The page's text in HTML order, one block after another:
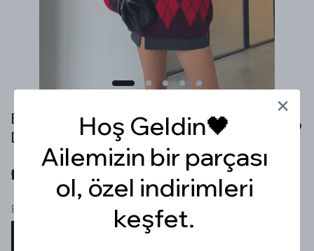
BİSİKLET YAKA PREMİUM MÜRDÜM/KIRMIZI BAKLAVA
DESEN KAZAK
₺ 859.99
Beden
Hoş Geldin🖤
Ailemizin bir parçası
ol, özel indirimleri
keşfet.